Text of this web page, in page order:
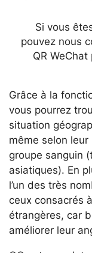
Si vous
pouvez nous
QR
Grâce à la
vous pourrez
situation
même selon
groupe sanguin
asiatiques). En
l’un des très
ceux consacrés
étrangères, car
améliorer leur